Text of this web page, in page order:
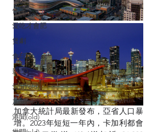
休閒
愛吃才會肥
煲劇
食ED
影ED
愛聞(old)
加聞(old)
港聞(old)
加拿大統計局最新發布，亞省人口暴
增。2023年短短一年內，卡加利都會